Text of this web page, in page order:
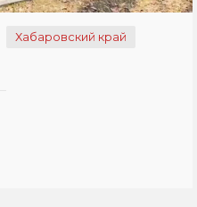
Хабаровский край